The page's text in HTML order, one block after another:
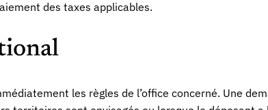
des taxes applicables.
les règles de l’office concerné. Une